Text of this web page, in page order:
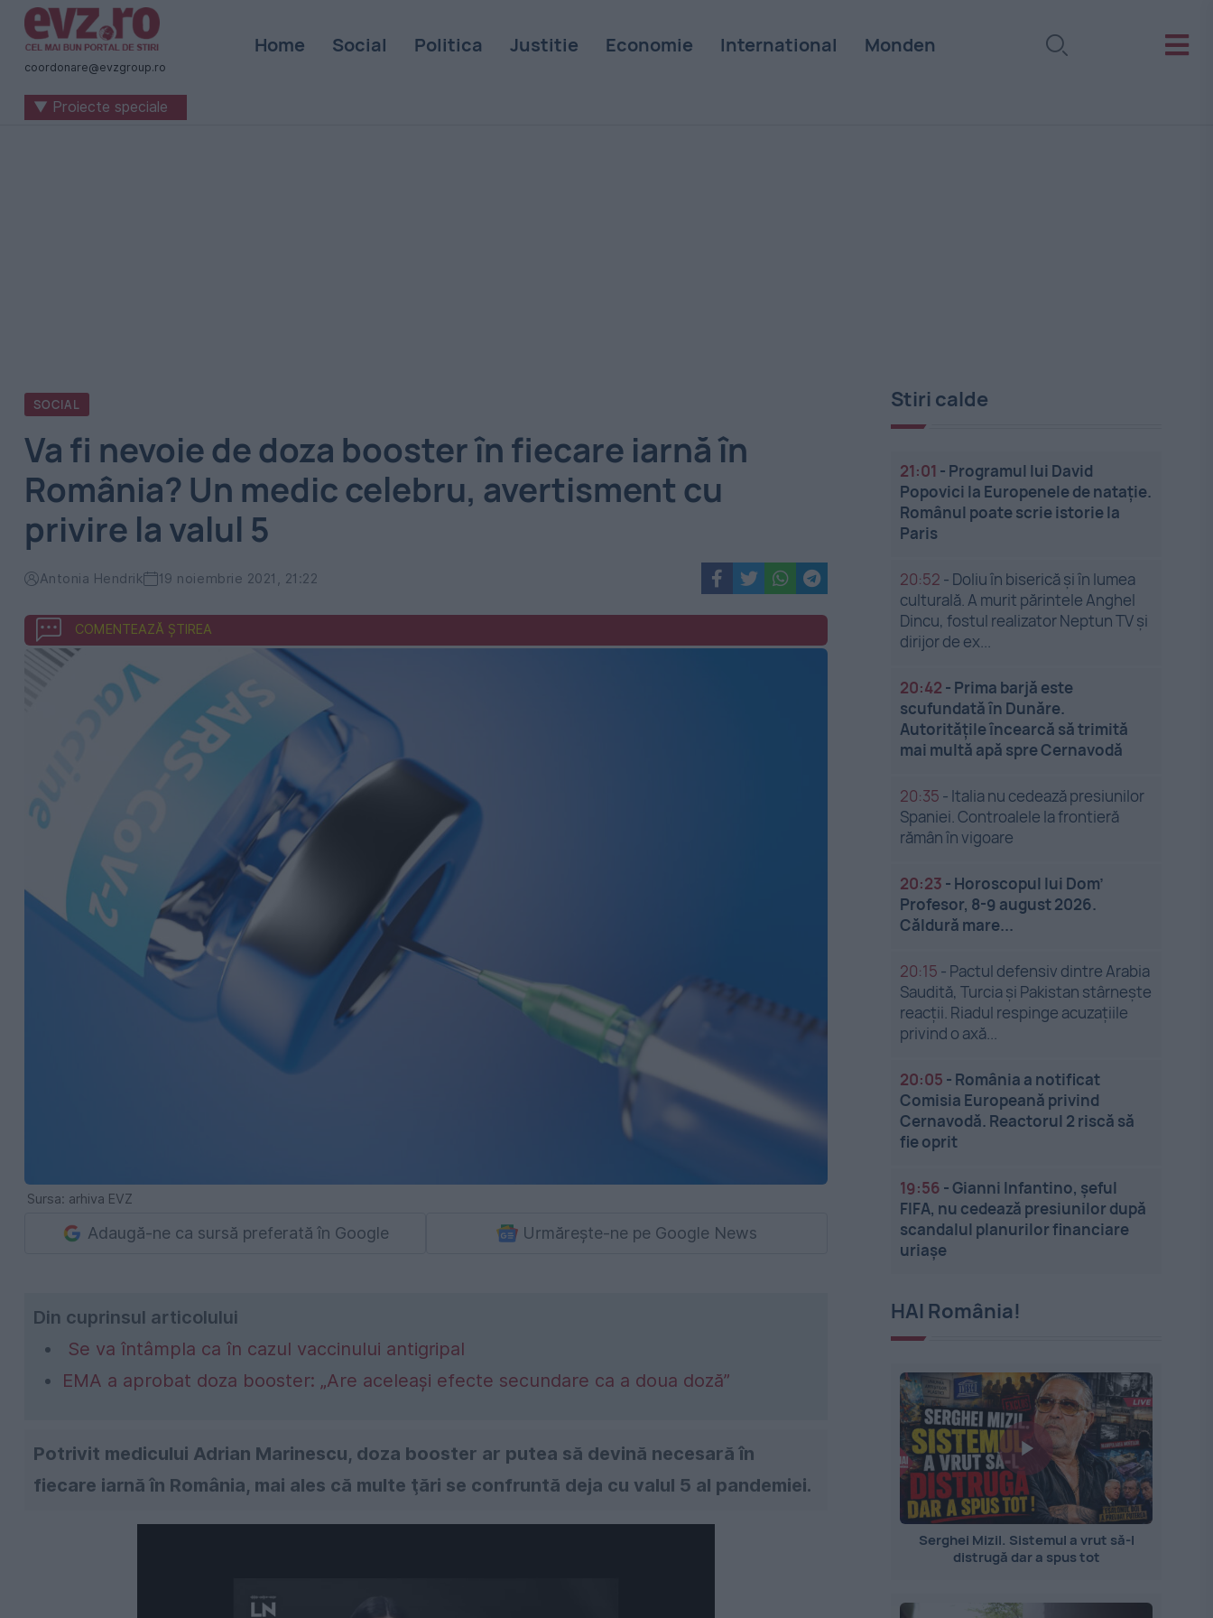
Știri
naționale
internaționale
coordonare@evzgroup.ro
Home Social Politica Justitie Economie International Monden
▼ Proiecte speciale
SOCIAL
Va fi nevoie de doza booster în fiecare iarnă în
România? Un medic celebru, avertisment cu
privire la valul 5
Antonia Hendrik 19 noiembrie 2021, 21:22
COMENTEAZĂ ȘTIREA
Sursa: arhiva EVZ
Adaugă-ne ca sursă preferată în Google Urmărește-ne pe Google News
Din cuprinsul articolului
Se va întâmpla ca în cazul vaccinului antigripal
EMA a aprobat doza booster: „Are aceleaşi efecte secundare ca a doua doză”
Potrivit medicului Adrian Marinescu, doza booster ar putea să devină necesară în
fiecare iarnă în România, mai ales că multe ţări se confruntă deja cu valul 5 al pandemiei.
Stiri calde
21:01 - Programul lui David
Popovici la Europenele de natație.
Românul poate scrie istorie la
Paris
20:52 - Doliu în biserică și în lumea
culturală. A murit părintele Anghel
Dincu, fostul realizator Neptun TV și
dirijor de ex...
20:42 - Prima barjă este
scufundată în Dunăre.
Autoritățile încearcă să trimită
mai multă apă spre Cernavodă
20:35 - Italia nu cedează presiunilor
Spaniei. Controalele la frontieră
rămân în vigoare
20:23 - Horoscopul lui Dom’
Profesor, 8-9 august 2026.
Căldură mare...
20:15 - Pactul defensiv dintre Arabia
Saudită, Turcia și Pakistan stârnește
reacții. Riadul respinge acuzațiile
privind o axă...
20:05 - România a notificat
Comisia Europeană privind
Cernavodă. Reactorul 2 riscă să
fie oprit
19:56 -Gianni Infantino, șeful
FIFA, nu cedează presiunilor după
scandalul planurilor financiare
uriașe
HAI România!
Serghei Mizil. Sistemul a vrut să-l
distrugă dar a spus tot